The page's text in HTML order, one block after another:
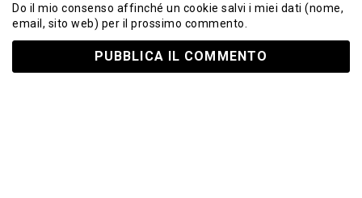
Do il mio consenso affinché un cookie salvi i miei dati (nome,
email, sito web) per il prossimo commento.